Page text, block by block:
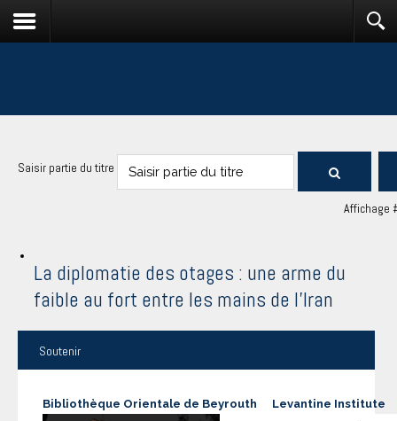
Saisir partie du titre
Affichage
La diplomatie des otages : une arme du
faible au fort entre les mains de l’Iran
Soutenir
Bibliothèque Orientale de Beyrouth Levantine Institute